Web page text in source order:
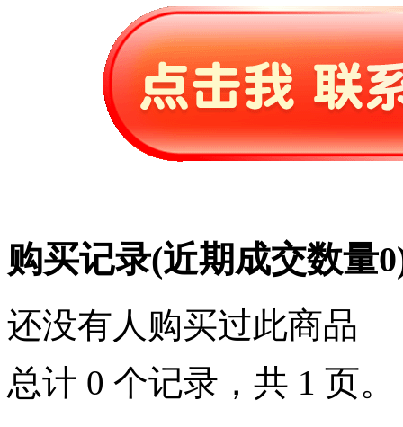
购买记录(近期成交数量0
还没有人购买过此商品
总计 0 个记录，共 1 页。